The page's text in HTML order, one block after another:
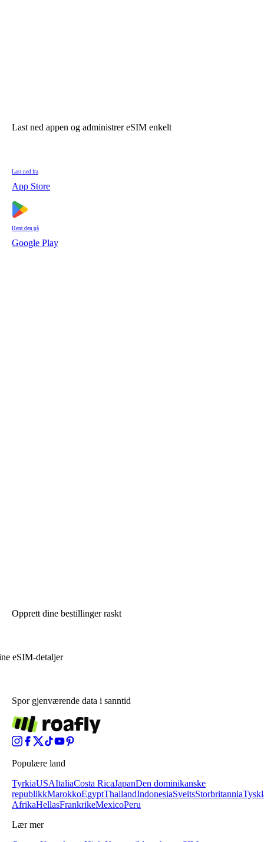
Last ned appen og administrer eSIM enkelt
Last ned fra
App Store
Hent den på
Google Play
Opprett dine bestillinger raskt
eSIM-detaljer
Spor gjenværende data i sanntid
Populære land
TyrkiaUSAItaliaCosta RicaJapanDen dominikanske
republikkMarokkoEgyptThailandIndonesiaSveitsStorbritannia
AfrikaHellasFrankrikeMexicoPeru
Lær mer